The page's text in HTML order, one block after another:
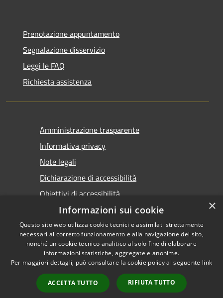
Prenotazione appuntamento
Segnalazione disservizio
Leggi le FAQ
Richiesta assistenza
Amministrazione trasparente
Informativa privacy
Note legali
Dichiarazione di accessibilità
Obiettivi di accessibilità
Accessibilità
Copyright © 2026 • Comune di
Marsala • Powered by
Municipium•
Accesso
redazione
×
Informazioni sui cookie
Questo sito web utilizza cookie tecnici e assimilati strettamente
necessari al corretto funzionamento e alla navigazione del sito,
nonché un cookie tecnico analitico al solo fine di elaborare
informazioni statistiche, aggregate e anonime.
Per maggiori dettagli, può consultare la cookie policy al seguente link
ACCETTA TUTTO RIFIUTA TUTTO